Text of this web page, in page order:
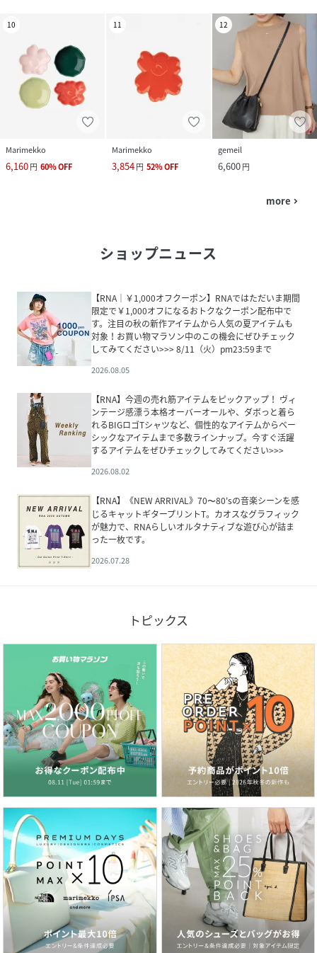
10
Marimekko
6,160円 60%OFF
11
Marimekko
3,854円 52%OFF
12
gemeil
6,600円
more navigate_next
ショップニュース
【RNA｜￥1,000オフクーポン】RNAではただいま期間
限定で￥1,000オフになるおトクなクーポン配布中で
す。注目の秋の新作アイテムから人気の夏アイテムも
対象！お買い物マラソン中のこの機会にぜひチェック
してみてください>>> 8/11（火）pm23:59まで
2026.08.05
【RNA】今週の売れ筋アイテムをピックアップ！ ヴィ
ンテージ感漂う本格オーバーオールや、ダボっと着ら
れるBIGロゴTシャツなど、個性的なアイテムからベー
シックなアイテムまで多数ラインナップ。今すぐ活躍
するアイテムをぜひチェックしてみてください>>>
2026.08.02
【RNA】《NEW ARRIVAL》70〜80'sの音楽シーンを感
じるキャットギタープリントT。カオスなグラフィック
が魅力で、RNAらしいオルタナティブな遊び心が詰ま
った一枚です。
2026.07.28
トピックス